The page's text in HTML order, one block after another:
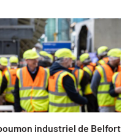
industriel de Belfort